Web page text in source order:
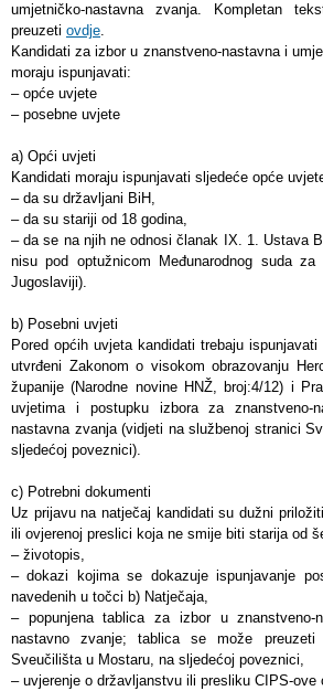
umjetničko-nastavna zvanja. Kompletan
preuzeti ovdje.
Kandidati za izbor u znanstveno-nastavna i
moraju ispunjavati:
– opće uvjete
– posebne uvjete
a) Opći uvjeti
Kandidati moraju ispunjavati sljedeće opće
– da su državljani BiH,
– da su stariji od 18 godina,
– da se na njih ne odnosi članak IX. 1. Ustava
nisu pod optužnicom Međunarodnog suda
Jugoslaviji).
b) Posebni uvjeti
Pored općih uvjeta kandidati trebaju
utvrđeni Zakonom o visokom obrazovanju
županije (Narodne novine HNŽ, broj:4/12) i
uvjetima i postupku izbora za znanstveno-
nastavna zvanja (vidjeti na službenoj stranici
sljedećoj poveznici).
c) Potrebni dokumenti
Uz prijavu na natječaj kandidati su dužni
ili ovjerenoj preslici koja ne smije biti starija od
– životopis,
– dokazi kojima se dokazuje ispunjavanje
navedenih u točci b) Natječaja,
– popunjena tablica za izbor u znanstveno-
nastavno zvanje; tablica se može preuzeti
Sveučilišta u Mostaru, na sljedećoj poveznici,
– uvjerenje o državljanstvu ili presliku CIPS-ove